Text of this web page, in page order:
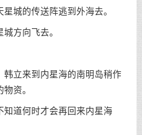
城的传送阵逃到外海去。
方向飞去。
立来到内星海的南明岛稍作
资。
知道何时才会再回来内星海